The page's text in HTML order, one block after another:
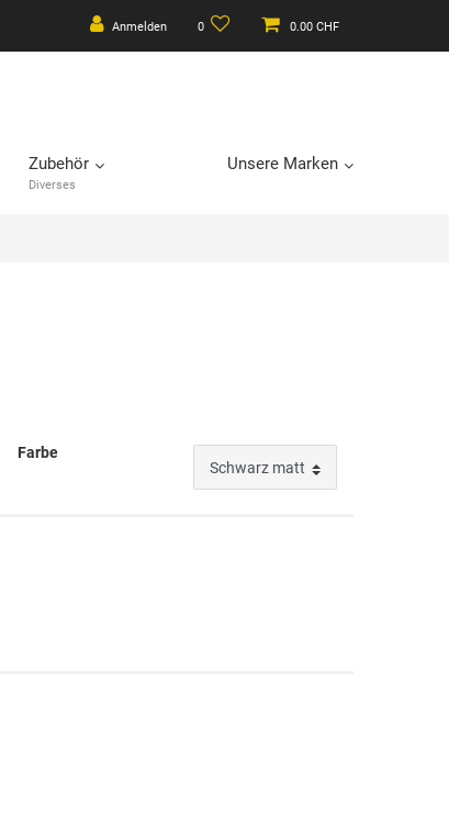
Anmelden 0 0.00 CHF
Zubehör
Diverses
Unsere Marken
Farbe